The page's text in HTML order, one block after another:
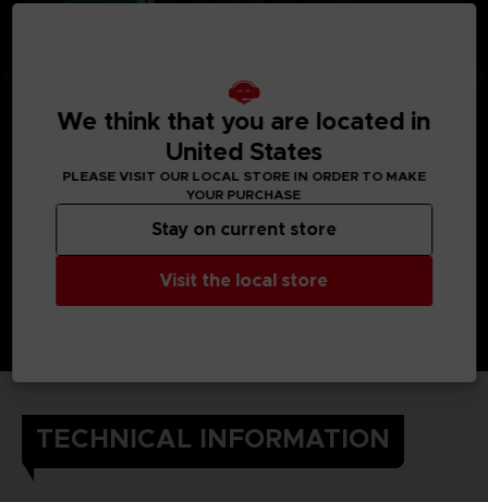
TECHNICAL INFORMATION
We think that you are located in
United States
PLEASE VISIT OUR LOCAL STORE IN ORDER TO MAKE
YOUR PURCHASE
Visit the local store
Stay on current store